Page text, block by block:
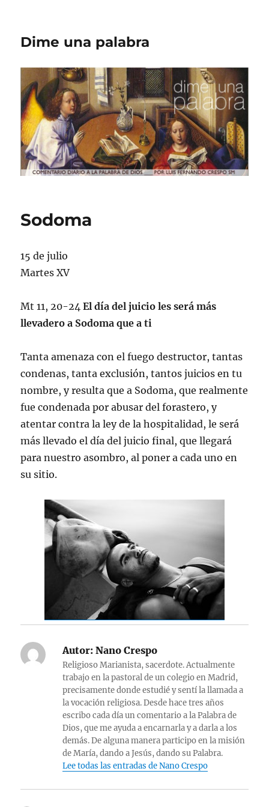
Dime una palabra
Sodoma
15 de julio
Martes XV
Mt 11, 20-24El día del juicio les será más
llevadero a Sodoma que a ti
Tanta amenaza con el fuego destructor, tantas
condenas, tanta exclusión, tantos juicios en tu
nombre, y resulta que a Sodoma, que realmente
fue condenada por abusar del forastero, y
atentar contra la ley de la hospitalidad, le será
más llevado el día del juicio final, que llegará
para nuestro asombro, al poner a cada uno en
su sitio.
Autor: Nano Crespo
Religioso Marianista, sacerdote. Actualmente
trabajo en la pastoral de un colegio en Madrid,
precisamente donde estudié y sentí la llamada a
la vocación religiosa. Desde hace tres años
escribo cada día un comentario a la Palabra de
Dios, que me ayuda a encarnarla y a darla a los
demás. De alguna manera participo en la misión
de María, dando a Jesús, dando su Palabra.
Lee todas las entradas de Nano Crespo